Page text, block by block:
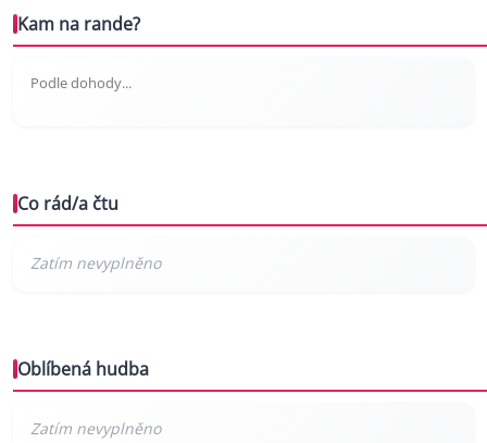
Kam na rande?
Podle dohody...
Co rád/a čtu
Oblíbená hudba